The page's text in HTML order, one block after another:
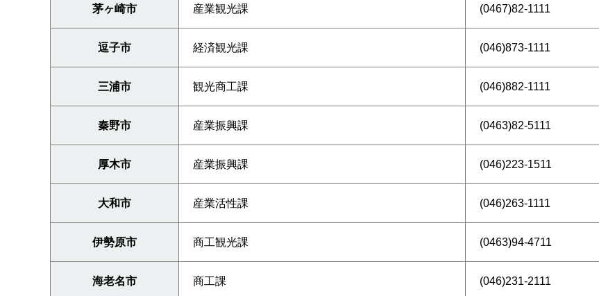
茅ヶ崎市 産業観光課 (0467)82-1111
逗子市 経済観光課 (046)873-1111
三浦市 観光商工課 (046)882-1111
秦野市 産業振興課 (0463)82-5111
厚木市 産業振興課 (046)223-1511
大和市 産業活性課 (046)263-1111
伊勢原市 商工観光課 (0463)94-4711
海老名市 商工課 (046)231-2111